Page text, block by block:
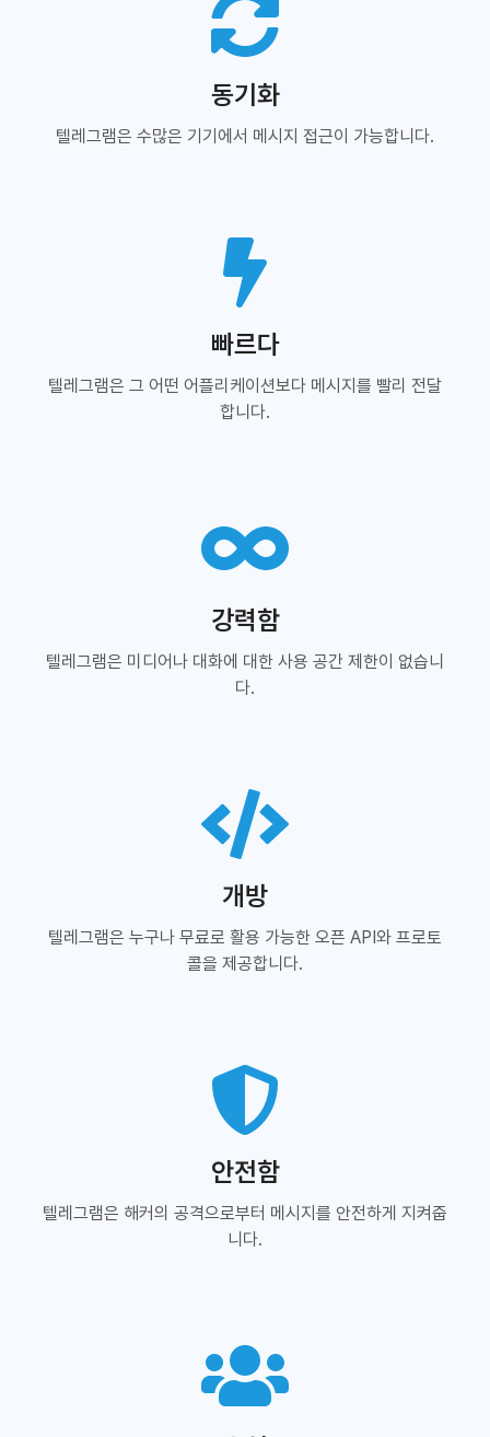
동기화
텔레그램은 수많은 기기에서 메시지 접근이 가능합니다.
빠르다
텔레그램은 그 어떤 어플리케이션보다 메시지를 빨리 전달
합니다.
강력함
텔레그램은 미디어나 대화에 대한 사용 공간 제한이 없습니
다.
개방
텔레그램은 누구나 무료로 활용 가능한 오픈 API와 프로토
콜을 제공합니다.
안전함
텔레그램은 해커의 공격으로부터 메시지를 안전하게 지켜줍
니다.